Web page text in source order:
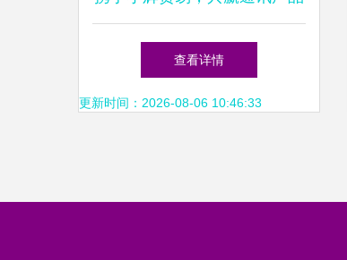
代理加盟新机遇
查看详情
更新时间：2026-08-06 10:46:33